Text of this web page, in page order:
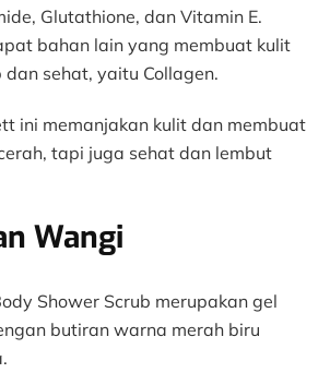
Glutathione, dan Vitamin E.
bahan lain yang membuat kulit
sehat, yaitu Collagen.
ini memanjakan kulit dan membuat
tapi juga sehat dan lembut
Wangi
Shower Scrub merupakan gel
butiran warna merah biru